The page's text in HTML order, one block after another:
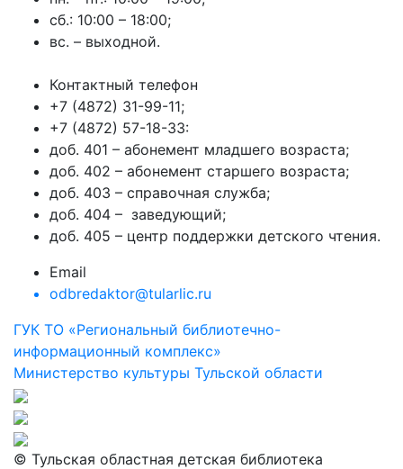
сб.: 10:00 – 18:00;
вс. – выходной.
Контактный телефон
+7 (4872) 31-99-11;
+7 (4872) 57-18-33:
доб. 401 – абонемент младшего возраста;
доб. 402 – абонемент старшего возраста;
доб. 403 – справочная служба;
доб. 404 – заведующий;
доб. 405 – центр поддержки детского чтения.
Email
odbredaktor@tularlic.ru
ГУК ТО «Региональный библиотечно-
информационный комплекс»
Министерство культуры Тульской области
© Тульская областная детская библиотека